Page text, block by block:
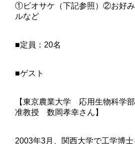
①ビオサケ（下記参照）②お好み
ルなど
■定員：20名
■ゲスト
【東京農業大学 応用生物科学
准教授 数岡孝幸さん】
2003年3月、関西大学で工学博